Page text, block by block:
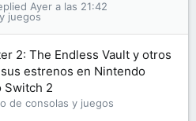
juegos
Ayer a las 21:42
2: The Endless Vault y otros
estrenos en Nintendo
Switch 2
de consolas y juegos